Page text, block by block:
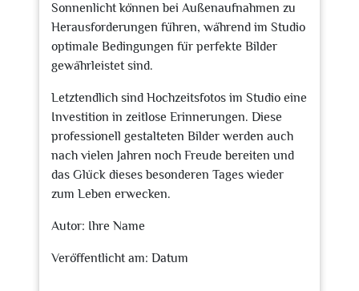
Sonnenlicht können bei Außenaufnahmen zu
Herausforderungen führen, während im Studio
optimale Bedingungen für perfekte Bilder
gewährleistet sind.
Letztendlich sind Hochzeitsfotos im Studio eine
Investition in zeitlose Erinnerungen. Diese
professionell gestalteten Bilder werden auch
nach vielen Jahren noch Freude bereiten und
das Glück dieses besonderen Tages wieder
zum Leben erwecken.
Autor: Ihre Name
Veröffentlicht am: Datum